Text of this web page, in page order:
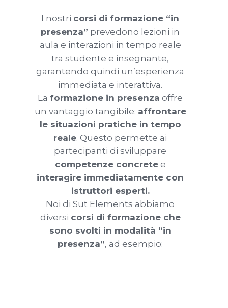
I nostri corsi di formazione “in
presenza” prevedono lezioni in
aula e interazioni in tempo reale
tra studente e insegnante,
garantendo quindi un’esperienza
immediata e interattiva.
La formazione in presenza offre
un vantaggio tangibile: affrontare
le situazioni pratiche in tempo
reale. Questo permette ai
partecipanti di sviluppare
competenze concretee
interagire immediatamente con
istruttori esperti.
Noi di Sut Elements abbiamo
diversi corsi di formazione che
sono svolti in modalità “in
presenza”, ad esempio: